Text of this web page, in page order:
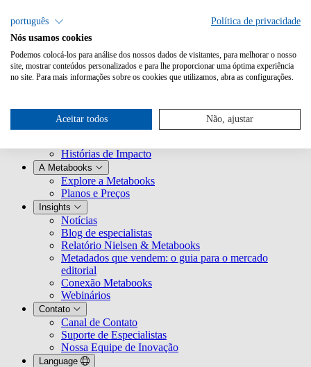
Nossa história
Raízes Globais
Histórias de Impacto
A Metabooks
Explore a Metabooks
Planos e Preços
Insights
Notícias
Blog de especialistas
Relatório Nielsen & Metabooks
Metadados que vendem: o guia para o mercado
editorial
Conexão Metabooks
Webinários
Contato
Canal de Contato
Suporte de Especialistas
Nossa Equipe de Inovação
Language
português
Política de privacidade
Nós usamos cookies
Podemos colocá-los para análise dos nossos dados de visitantes, para melhorar o nosso
site, mostrar conteúdos personalizados e para lhe proporcionar uma óptima experiência
no site. Para mais informações sobre os cookies que utilizamos, abra as configurações.
Aceitar todos Não, ajustar